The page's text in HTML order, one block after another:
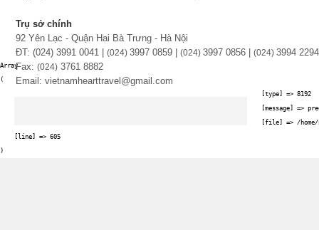
Trụ sở chính
92 Yên Lạc - Quận Hai Bà Trưng - Hà Nội
ĐT: (024) 3991 0041 | (024) 3997 0859 | (024) 3997 0856 | (024) 3994 2294
Fax: (024) 3761 8882
Email: vietnamhearttravel@gmail.com
Array
(
    [type] => 8192
[message] =>
[file] => /
    [line] => 605